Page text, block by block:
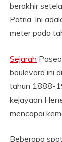
berakhir
Patria. Ini
meter pada
Sejarah
boulevard ini
tahun 1888-
kejayaan
mencapai
Beberapa